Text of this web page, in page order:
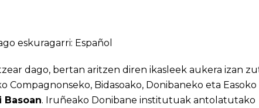
eskuragarri: Español
dago, bertan aritzen diren ikasleek aukera izan
Compagnonseko, Bidasoako, Donibaneko eta Easoko
Basoan. Iruñeako Donibane institutuak antolatutako